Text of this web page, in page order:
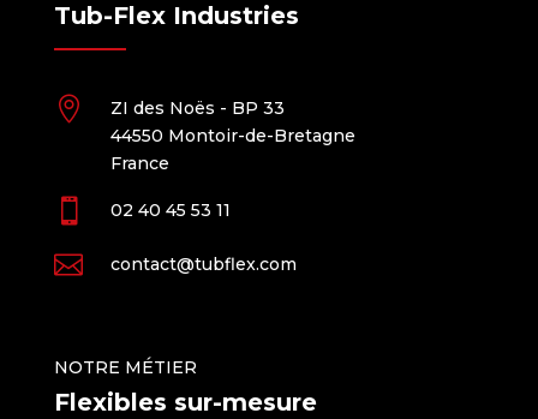
Tub-Flex Industries

ZI des Noës - BP 33
44550 Montoir-de-Bretagne
France
 02 40 45 53 11
 contact@tubflex.com
NOTRE MÉTIER
Flexibles sur-mesure